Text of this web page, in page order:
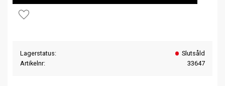
Lägg till i favoriter
Lagerstatus
Slutsåld
Artikelnr
33647